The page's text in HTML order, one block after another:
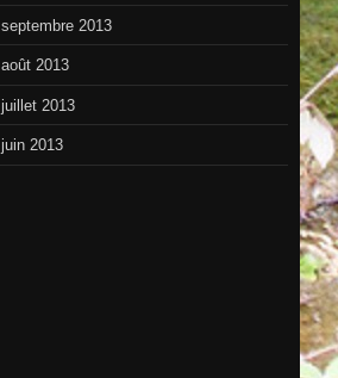
septembre 2013
août 2013
juillet 2013
juin 2013